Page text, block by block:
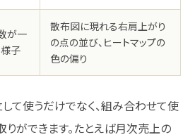
が一
子
散布図に現れる右肩上がり
の点の並び、ヒートマップの
色の偏り
て使うだけでなく、組み合わせて使
りができます。たとえば月次売上の